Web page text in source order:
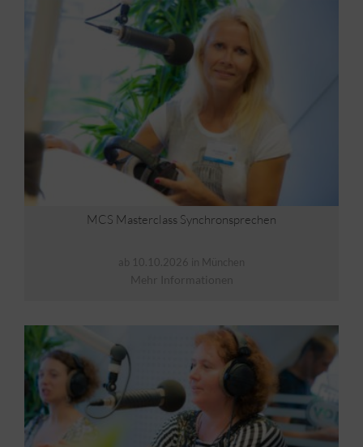
MCS Masterclass Synchronsprechen
ab 10.10.2026 in München
Mehr Informationen